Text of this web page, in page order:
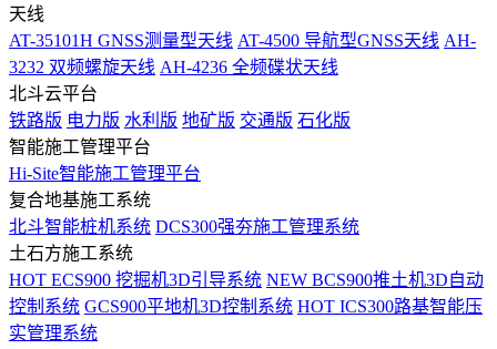
天线
AT-35101H GNSS测量型天线 AT-4500 导航型GNSS天线 AH-
3232 双频螺旋天线 AH-4236 全频碟状天线
北斗云平台
铁路版 电力版 水利版 地矿版 交通版 石化版
智能施工管理平台
Hi-Site智能施工管理平台
复合地基施工系统
北斗智能桩机系统 DCS300强夯施工管理系统
土石方施工系统
HOT ECS900 挖掘机3D引导系统 NEW BCS900推土机3D自动
控制系统 GCS900平地机3D控制系统 HOT ICS300路基智能压
实管理系统